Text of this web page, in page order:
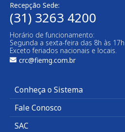
Recepção Sede:
(31) 3263 4200
Horário de funcionamento:
Segunda a sexta-feira das 8h às 17h
Exceto feriados nacionais e locais.
crc@fiemg.com.br
Conheça o Sistema
Fale Conosco
SAC